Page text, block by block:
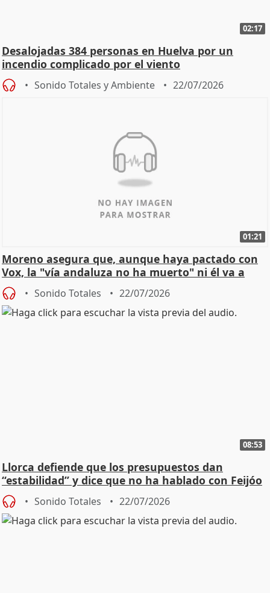
02:17
Desalojadas 384 personas en Huelva por un
incendio complicado por el viento
Sonido Totales y Ambiente 22/07/2026
01:21
Moreno asegura que, aunque haya pactado con
Vox, la "vía andaluza no ha muerto" ni él va a
"cambiar"
Sonido Totales 22/07/2026
08:53
Llorca defiende que los presupuestos dan
“estabilidad” y dice que no ha hablado con Feijóo
Sonido Totales 22/07/2026